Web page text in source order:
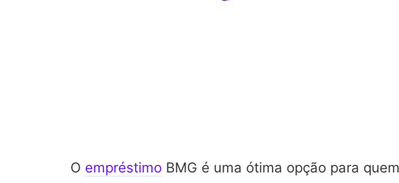
O empréstimo BMG é uma ótima opção para